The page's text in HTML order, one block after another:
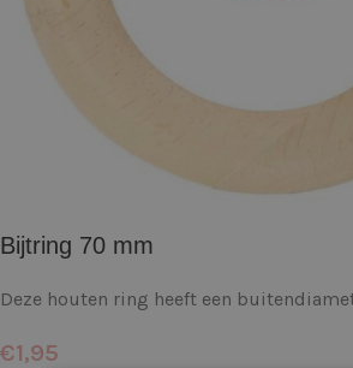
Bijtring 70 mm
Deze houten ring heeft een
€1,95